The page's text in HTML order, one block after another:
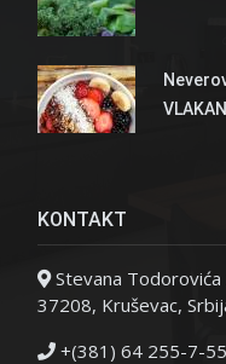
KONTAKT
Stevana
37208, Kruševac,
+(381) 64 255-7-